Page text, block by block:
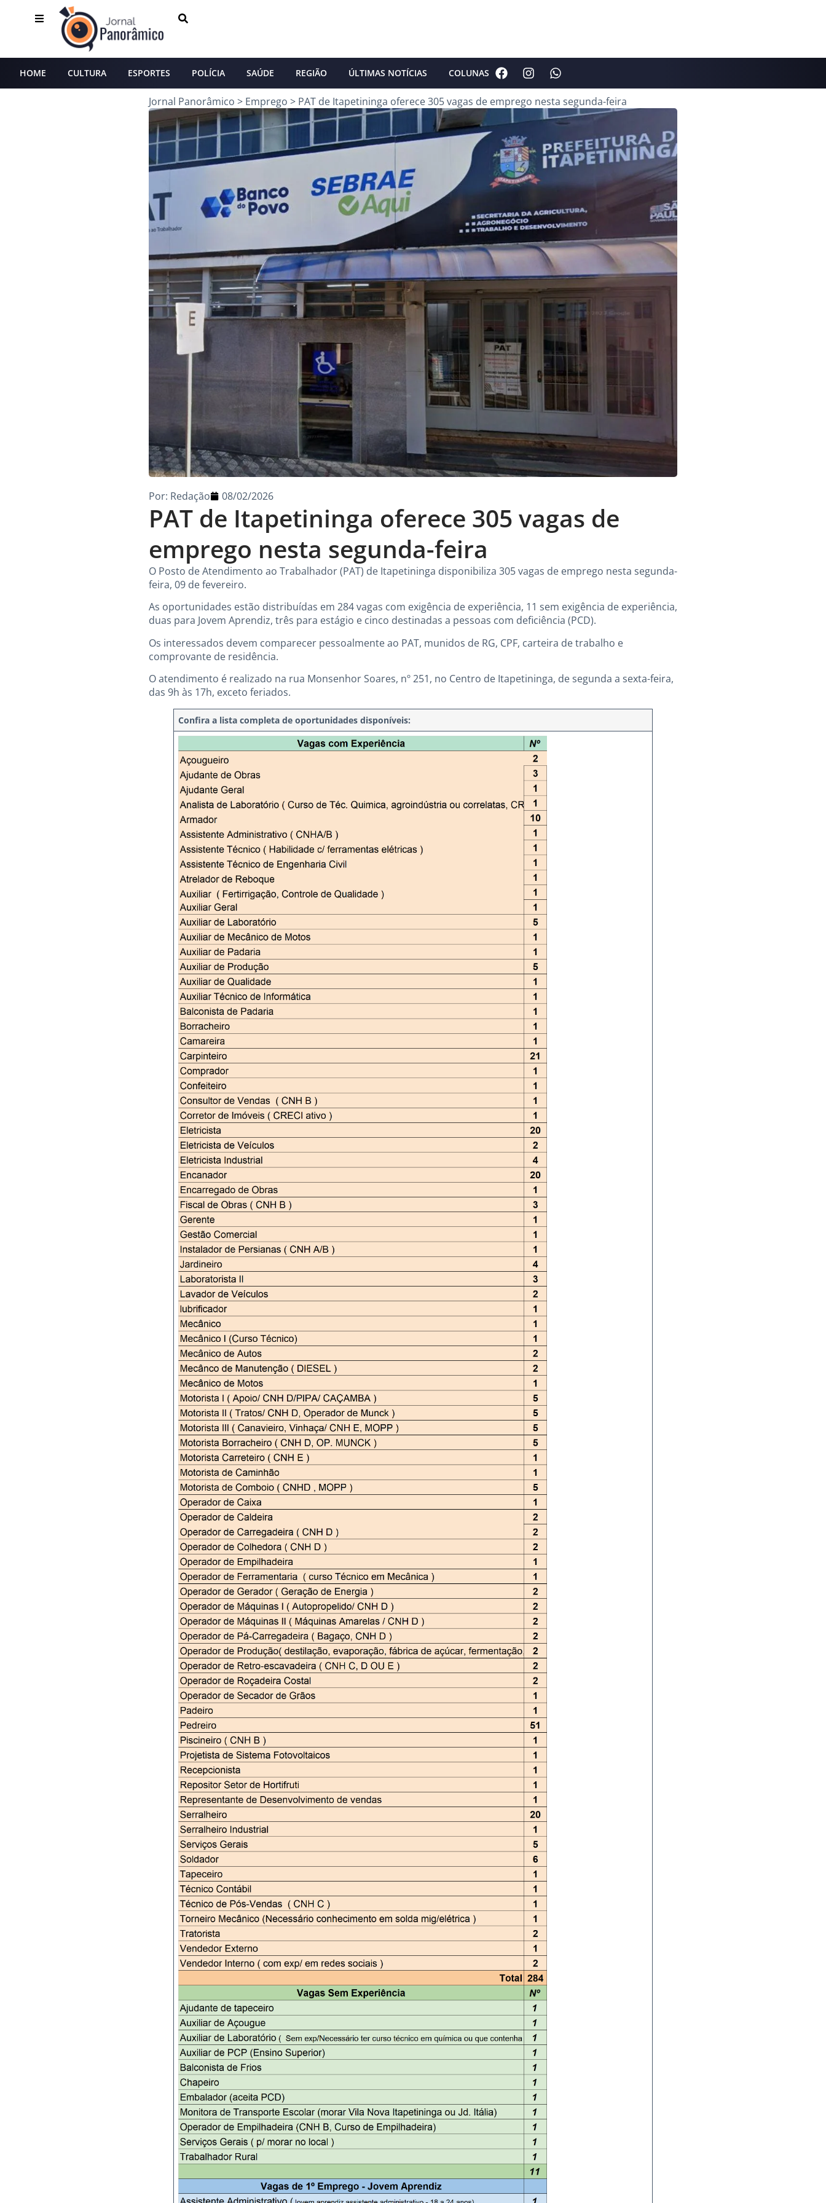
HOME CULTURA ESPORTES POLÍCIA SAÚDE REGIÃO ÚLTIMAS NOTÍCIAS COLUNAS
Jornal Panorâmico > Emprego > PAT de Itapetininga oferece 305 vagas de emprego nesta segunda-feira
PAT de Itapetininga oferece 305 vagas de
emprego nesta segunda-feira
Por: Redação 08/02/2026
O Posto de Atendimento ao Trabalhador (PAT) de Itapetininga disponibiliza 305 vagas de emprego nesta segunda-
feira, 09 de fevereiro.
As oportunidades estão distribuídas em 284 vagas com exigência de experiência, 11 sem exigência de experiência,
duas para Jovem Aprendiz, três para estágio e cinco destinadas a pessoas com deficiência (PCD).
Os interessados devem comparecer pessoalmente ao PAT, munidos de RG, CPF, carteira de trabalho e
comprovante de residência.
O atendimento é realizado na rua Monsenhor Soares, nº 251, no Centro de Itapetininga, de segunda a sexta-feira,
das 9h às 17h, exceto feriados.
Confira a lista completa de oportunidades disponíveis: